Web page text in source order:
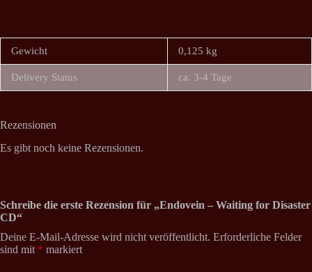
Gewicht 0,125 kg
Delivery Status ca. 3-4 Tage
Rezensionen
Es gibt noch keine Rezensionen.
Schreibe die erste Rezension für „Endovein – Waiting for Disaster
CD“
Deine E-Mail-Adresse wird nicht veröffentlicht. Erforderliche Felder
sind mit * markiert